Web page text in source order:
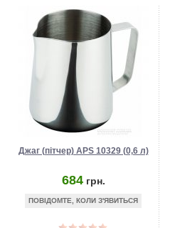
Джаг (пітчер) APS 10329 (0,6 л)
684 грн.
ПОВІДОМТЕ, КОЛИ З'ЯВИТЬСЯ